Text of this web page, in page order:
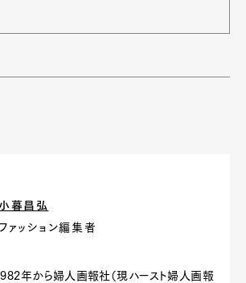
暮昌弘
ファッション編集者
年から婦人画報社（現ハースト婦人画報